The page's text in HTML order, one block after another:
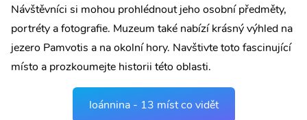
Návštěvníci si mohou prohlédnout jeho osobní předměty,
portréty a fotografie. Muzeum také nabízí krásný výhled na
jezero Pamvotis a na okolní hory. Navštivte toto fascinující
místo a prozkoumejte historii této oblasti.
Ioánnina - 13 míst co vidět